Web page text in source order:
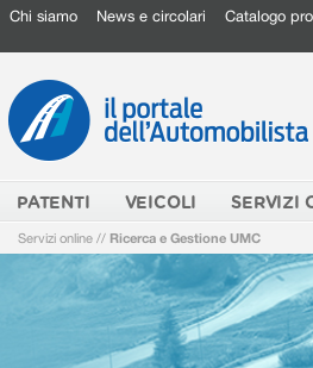
Chi siamo News e circolari Catalogo
PATENTI VEICOLI SERVIZI
Servizi online // Ricerca e Gestione UMC